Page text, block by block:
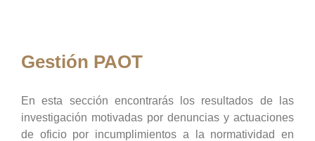
Gestión PAOT
En esta sección encontrarás los resultados de las
investigación motivadas por denuncias y actuaciones
de oficio por incumplimientos a la normatividad en